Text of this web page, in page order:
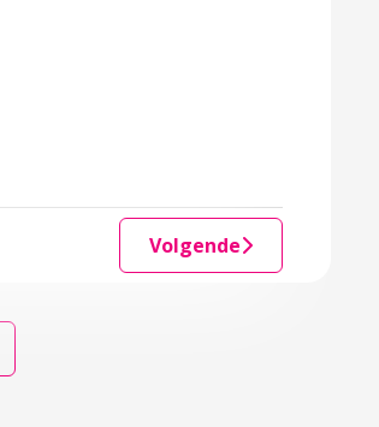
Volgende